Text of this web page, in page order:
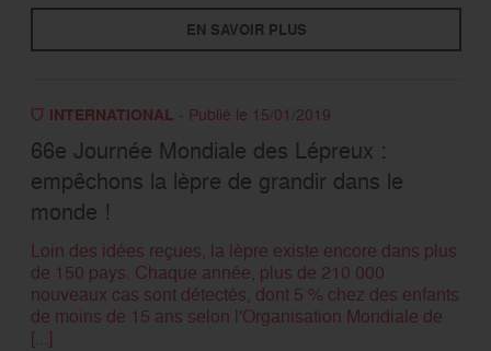
EN SAVOIR PLUS
INTERNATIONAL - Publié le 15/01/2019
66e Journée Mondiale des Lépreux :
empêchons la lèpre de grandir dans le
monde !
Loin des idées reçues, la lèpre existe encore dans plus
de 150 pays. Chaque année, plus de 210 000
nouveaux cas sont détectés, dont 5 % chez des enfants
de moins de 15 ans selon l'Organisation Mondiale de
[...]